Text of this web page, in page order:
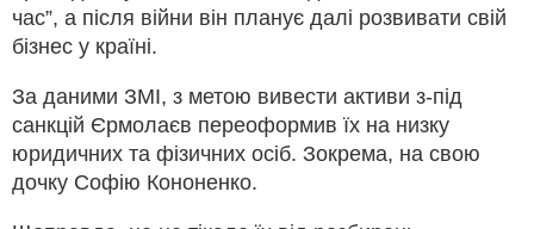
час”, а після війни він планує далі розвивати свій
бізнес у країні.
За даними ЗМІ, з метою вивести активи з-під
санкцій Єрмолаєв переоформив їх на низку
юридичних та фізичних осіб. Зокрема, на свою
дочку Софію Кононенко.